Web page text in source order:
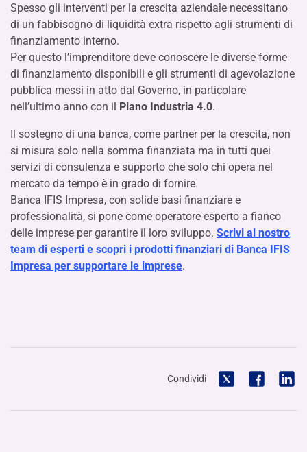
Spesso gli interventi per la crescita aziendale necessitano
di un fabbisogno di liquidità extra rispetto agli strumenti di
finanziamento interno.
Per questo l’imprenditore deve conoscere le diverse forme
di finanziamento disponibili e gli strumenti di agevolazione
pubblica messi in atto dal Governo, in particolare
nell’ultimo anno con il Piano Industria 4.0.
Il sostegno di una banca, come partner per la crescita, non
si misura solo nella somma finanziata ma in tutti quei
servizi di consulenza e supporto che solo chi opera nel
mercato da tempo è in grado di fornire.
Banca IFIS Impresa, con solide basi finanziare e
professionalità, si pone come operatore esperto a fianco
delle imprese per garantire il loro sviluppo. Scrivi al nostro
team di esperti e scopri i prodotti finanziari di Banca IFIS
Impresa per supportare le imprese.
Condividi